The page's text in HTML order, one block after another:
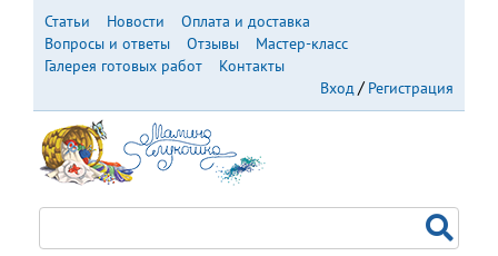
Перейти
основному
содержанию
Статьи Новости
Оплата и доставка
Вопросы и ответы
Отзывы
Мастер-класс
Галерея готовых работ
Контакты
Вход
Регистрация